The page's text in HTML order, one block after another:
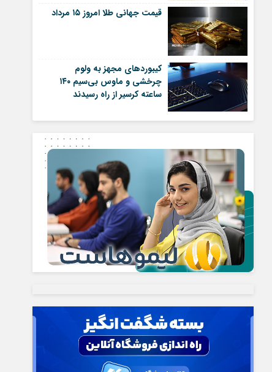
قیمت جهانی طلا امروز ۱۵ مرداد
کیبوردهای مجهز به ولوم
چرخشی و ماوس بی‌سیم ۱۴۰
ساعته کرسیر از راه رسیدند